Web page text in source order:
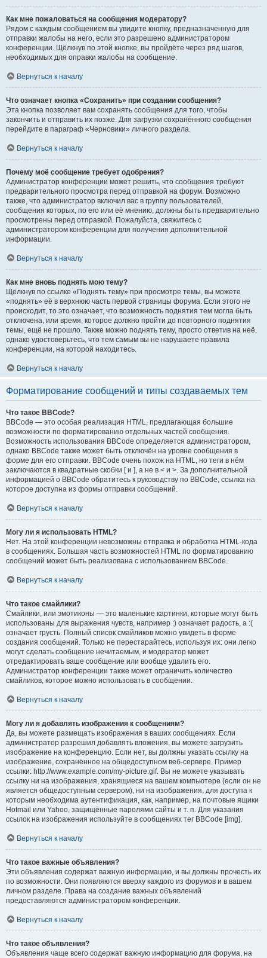
Как мне пожаловаться на сообщения модератору?
Рядом с каждым сообщением вы увидите кнопку, предназначенную для
отправки жалобы на него, если это разрешено администратором
конференции. Щёлкнув по этой кнопке, вы пройдёте через ряд шагов,
необходимых для оправки жалобы на сообщение.
Вернуться к началу
Что означает кнопка «Сохранить» при создании сообщения?
Эта кнопка позволяет вам сохранять сообщения для того, чтобы
закончить и отправить их позже. Для загрузки сохранённого сообщения
перейдите в параграф «Черновики» личного раздела.
Вернуться к началу
Почему моё сообщение требует одобрения?
Администратор конференции может решить, что сообщения требуют
предварительного просмотра перед отправкой на форум. Возможно
также, что администратор включил вас в группу пользователей,
сообщения которых, по его или её мнению, должны быть предварительно
просмотрены перед отправкой. Пожалуйста, свяжитесь с
администратором конференции для получения дополнительной
информации.
Вернуться к началу
Как мне вновь поднять мою тему?
Щёлкнув по ссылке «Поднять тему» при просмотре темы, вы можете
«поднять» её в верхнюю часть первой страницы форума. Если этого не
происходит, то это означает, что возможность поднятия тем могла быть
отключена, или время, которое должно пройти до повторного поднятия
темы, ещё не прошло. Также можно поднять тему, просто ответив на неё,
однако удостоверьтесь, что тем самым вы не нарушаете правила
конференции, на которой находитесь.
Вернуться к началу
Форматирование сообщений и типы создаваемых тем
Что такое BBCode?
BBCode — это особая реализация HTML, предлагающая большие
возможности по форматированию отдельных частей сообщения.
Возможность использования BBCode определяется администратором,
однако BBCode также может быть отключён на уровне сообщения в
форме для его отправки. BBCode очень похож на HTML, но теги в нём
заключаются в квадратные скобки [ и ], а не в < и >. За дополнительной
информацией о BBCode обратитесь к руководству по BBCode, ссылка на
которое доступна из формы отправки сообщений.
Вернуться к началу
Могу ли я использовать HTML?
Нет. На этой конференции невозможны отправка и обработка HTML-кода
в сообщениях. Большая часть возможностей HTML по форматированию
сообщений может быть реализована с использованием BBCode.
Вернуться к началу
Что такое смайлики?
Смайлики, или эмотиконы — это маленькие картинки, которые могут быть
использованы для выражения чувств, например :) означает радость, а :(
означает грусть. Полный список смайликов можно увидеть в форме
создания сообщений. Только не перестарайтесь, используя их: они легко
могут сделать сообщение нечитаемым, и модератор может
отредактировать ваше сообщение или вообще удалить его.
Администратор конференции также может ограничить количество
смайликов, которое можно использовать в сообщении.
Вернуться к началу
Могу ли я добавлять изображения к сообщениям?
Да, вы можете размещать изображения в ваших сообщениях. Если
администратор разрешил добавлять вложения, вы можете загрузить
изображение на конференцию. Если нет, вы должны указать ссылку на
изображение, сохранённое на общедоступном веб-сервере. Пример
ссылки: http://www.example.com/my-picture.gif. Вы не можете указывать
ссылку ни на изображения, хранящиеся на вашем компьютере (если он не
является общедоступным сервером), ни на изображения, для доступа к
которым необходима аутентификация, как, например, на почтовые ящики
Hotmail или Yahoo, защищённые паролями сайты и т. п. Для указания
ссылок на изображения используйте в сообщениях тег BBCode [img].
Вернуться к началу
Что такое важные объявления?
Эти объявления содержат важную информацию, и вы должны прочесть их
по возможности. Они появляются вверху каждого из форумов и в вашем
личном разделе. Права на создание важных объявлений
предоставляются администратором конференции.
Вернуться к началу
Что такое объявления?
Объявления чаще всего содержат важную информацию для форума, на